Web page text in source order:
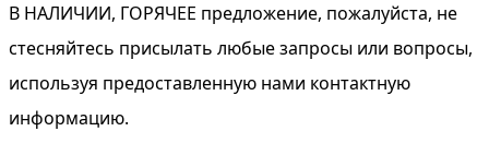
В НАЛИЧИИ, ГОРЯЧЕЕ предложение, пожалуйста, не
стесняйтесь присылать любые запросы или вопросы,
используя предоставленную нами контактную
информацию.